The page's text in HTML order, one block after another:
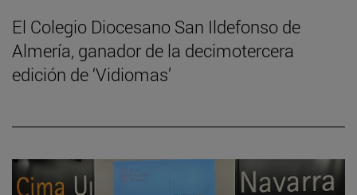
El Colegio Diocesano San Ildefonso de
Almería, ganador de la decimotercera
edición de ‘Vidiomas’